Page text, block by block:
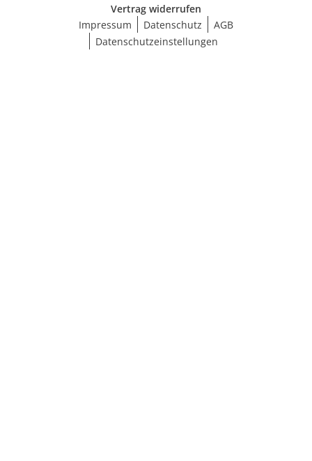
Vertrag widerrufen
Impressum
Datenschutz
AGB
Datenschutzeinstellungen